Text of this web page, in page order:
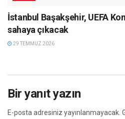
İstanbul Başakşehir, UEFA
sahaya çıkacak
29 TEMMUZ 2026
Bir yanıt yazın
E-posta adresiniz yayınlanmayacak.